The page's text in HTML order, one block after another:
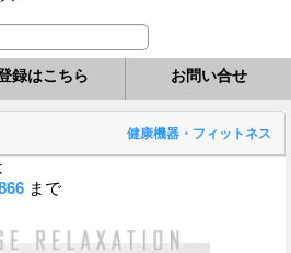
録はこちら お問い合せ
健康機器・フィットネス
まで